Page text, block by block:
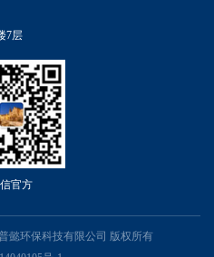
7层
官方
懿环保科技有限公司 版权所有